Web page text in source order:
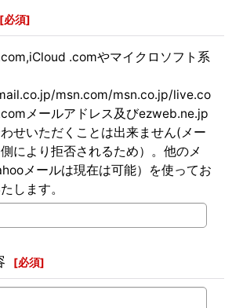
[必須]
.comやマイクロソフト系
msn.com/msn.co.jp/live.co
メールアドレス及びezweb.ne.jp
せいただくことは出来ません(メー
により拒否されるため）。他のメ
メールは現在は可能）を使ってお
します。
[必須]